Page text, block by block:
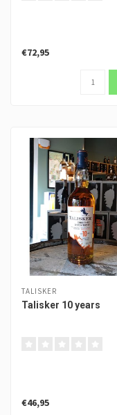
€72,95
TALISKER
Talisker 10 years
€46,95